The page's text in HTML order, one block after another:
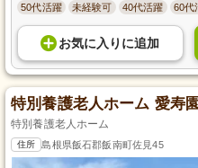
50代活躍 未経験可 40代活躍 60代
お気に入り に追加
特別養護老人ホーム 愛寿
特別養護老人ホーム
住所 島根県飯石郡飯南町佐見45